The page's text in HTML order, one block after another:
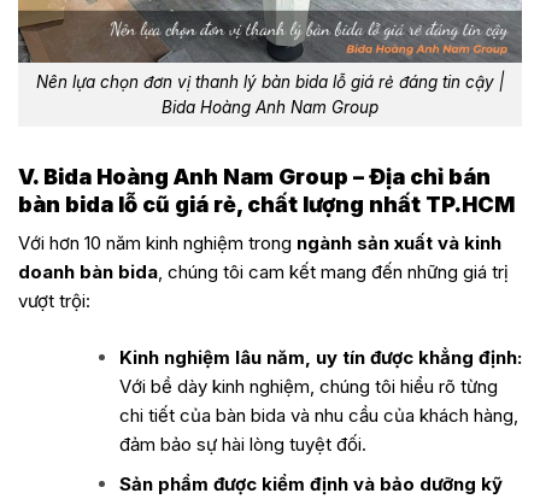
Nên lựa chọn đơn vị thanh lý bàn bida lỗ giá rẻ đáng tin cậy |
Bida Hoàng Anh Nam Group
V. Bida Hoàng Anh Nam Group – Địa chỉ bán
bàn bida lỗ cũ giá rẻ, chất lượng nhất TP.HCM
Với hơn 10 năm kinh nghiệm trong ngành sản xuất và kinh
doanh bàn bida, chúng tôi cam kết mang đến những giá trị
vượt trội:
Kinh nghiệm lâu năm, uy tín được khẳng định:
Với bề dày kinh nghiệm, chúng tôi hiểu rõ từng
chi tiết của bàn bida và nhu cầu của khách hàng,
đảm bảo sự hài lòng tuyệt đối.
Sản phẩm được kiểm định và bảo dưỡng kỹ